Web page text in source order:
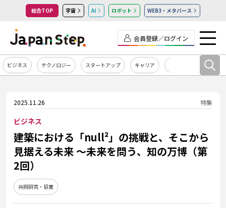
総合TOP 宇宙 AI ロボット WEB3・メタバース
会員登録／ログイン
ビジネス テクノロジー スタートアップ キャリア
2025.11.26 特集
ビジネス
建築における「null²」の挑戦と、そこから
見据える未来 ～未来を問う、知の万博（第
2回）
共同研究・協業